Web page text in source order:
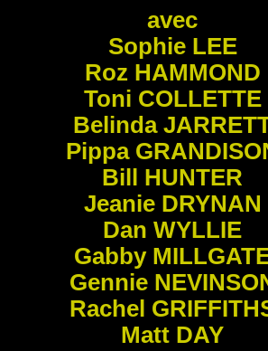
avec
Sophie LEE
Roz HAMMOND
Toni COLLETTE
Belinda
Pippa
Bill HUNTER
Jeanie DRYNAN
Dan WYLLIE
Gabby
Gennie
Rachel
Matt DAY